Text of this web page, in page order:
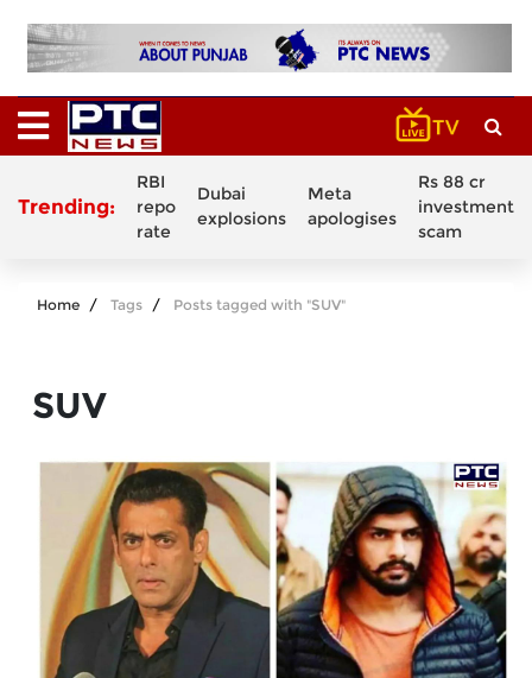
Trending:
RBI
repo
rate
Dubai
explosions
Meta
apologises
Rs 88 cr
investment
scam
Home Tags Posts tagged with "SUV"
SUV